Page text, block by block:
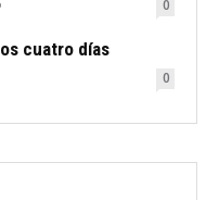
0
cuatro días
0